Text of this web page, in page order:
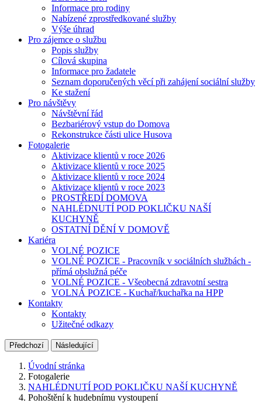
Informace pro rodiny
Nabízené zprostředkované služby
Výše úhrad
Pro zájemce o službu
Popis služby
Cílová skupina
Informace pro žadatele
Seznam doporučených věcí při zahájení sociální služby
Ke stažení
Pro návštěvy
Návštěvní řád
Bezbariérový vstup do Domova
Rekonstrukce části ulice Husova
Fotogalerie
Aktivizace klientů v roce 2026
Aktivizace klientů v roce 2025
Aktivizace klientů v roce 2024
Aktivizace klientů v roce 2023
PROSTŘEDÍ DOMOVA
NAHLÉDNUTÍ POD POKLIČKU NAŠÍ
KUCHYNĚ
OSTATNÍ DĚNÍ V DOMOVĚ
Kariéra
VOLNÉ POZICE
VOLNÉ POZICE - Pracovník v sociálních službách -
přímá obslužná péče
VOLNÉ POZICE - Všeobecná zdravotní sestra
VOLNÁ POZICE - Kuchař/kuchařka na HPP
Kontakty
Kontakty
Užitečné odkazy
Předchozí Následující
Úvodní stránka
Fotogalerie
NAHLÉDNUTÍ POD POKLIČKU NAŠÍ KUCHYNĚ
Pohoštění k hudebnímu vystoupení